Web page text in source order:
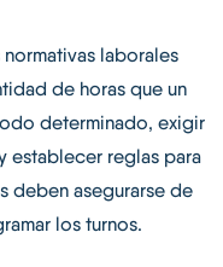
normativas laborales
de horas que un
determinado, exigir
establecer reglas para
deben asegurarse de
los turnos.